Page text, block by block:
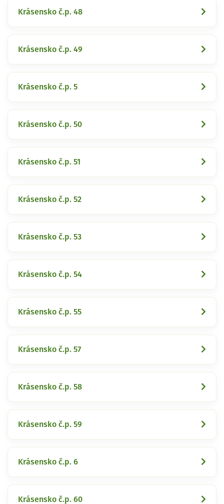
Krásensko č.p. 48
Krásensko č.p. 49
Krásensko č.p. 5
Krásensko č.p. 50
Krásensko č.p. 51
Krásensko č.p. 52
Krásensko č.p. 53
Krásensko č.p. 54
Krásensko č.p. 55
Krásensko č.p. 57
Krásensko č.p. 58
Krásensko č.p. 59
Krásensko č.p. 6
Krásensko č.p. 60